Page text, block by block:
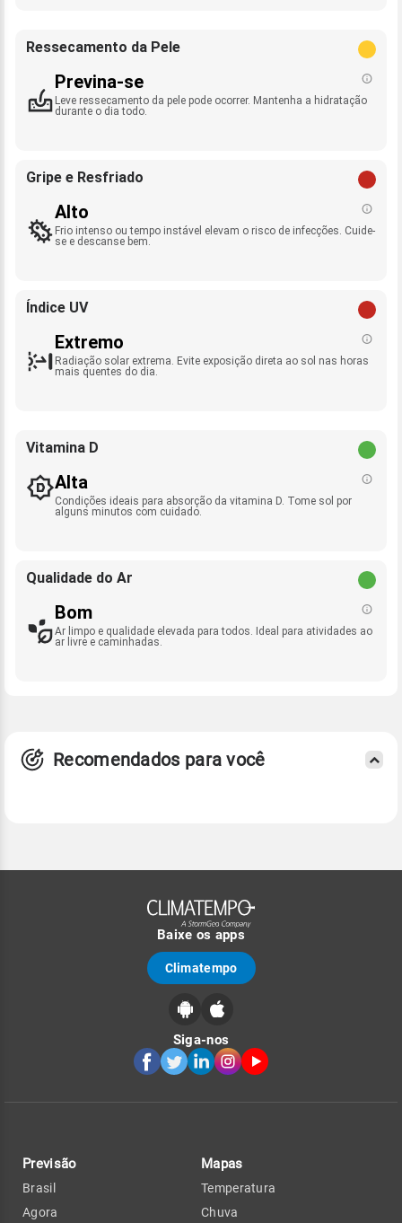
Ressecamento da Pele
Previna-se
Leve ressecamento da pele pode ocorrer. Mantenha a hidratação
durante o dia todo.
Gripe e Resfriado
Alto
Frio intenso ou tempo instável elevam o risco de infecções. Cuide-
se e descanse bem.
Índice UV
Extremo
Radiação solar extrema. Evite exposição direta ao sol nas horas
mais quentes do dia.
Vitamina D
Alta
Condições ideais para absorção da vitamina D. Tome sol por
alguns minutos com cuidado.
Qualidade do Ar
Bom
Ar limpo e qualidade elevada para todos. Ideal para atividades ao
ar livre e caminhadas.
Recomendados para você
Baixe os apps
Climatempo
Siga-nos
Previsão
Brasil
Agora
Mapas
Temperatura
Chuva